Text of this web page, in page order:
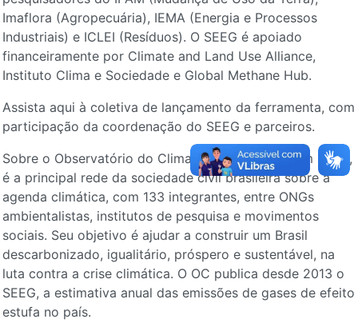
Imaflora (Agropecuária), IEMA (Energia e Processos
Industriais) e ICLEI (Resíduos). O SEEG é apoiado
financeiramente por Climate and Land Use Alliance,
Instituto Clima e Sociedade e Global Methane Hub.
Assista aqui à coletiva de lançamento da ferramenta, com
participação da coordenação do SEEG e parceiros.
Sobre o Observatório do Clima (OC) – Fundado em 2002,
é a principal rede da sociedade civil brasileira sobre a
agenda climática, com 133 integrantes, entre ONGs
ambientalistas, institutos de pesquisa e movimentos
sociais. Seu objetivo é ajudar a construir um Brasil
descarbonizado, igualitário, próspero e sustentável, na
luta contra a crise climática. O OC publica desde 2013 o
SEEG, a estimativa anual das emissões de gases de efeito
estufa no país.